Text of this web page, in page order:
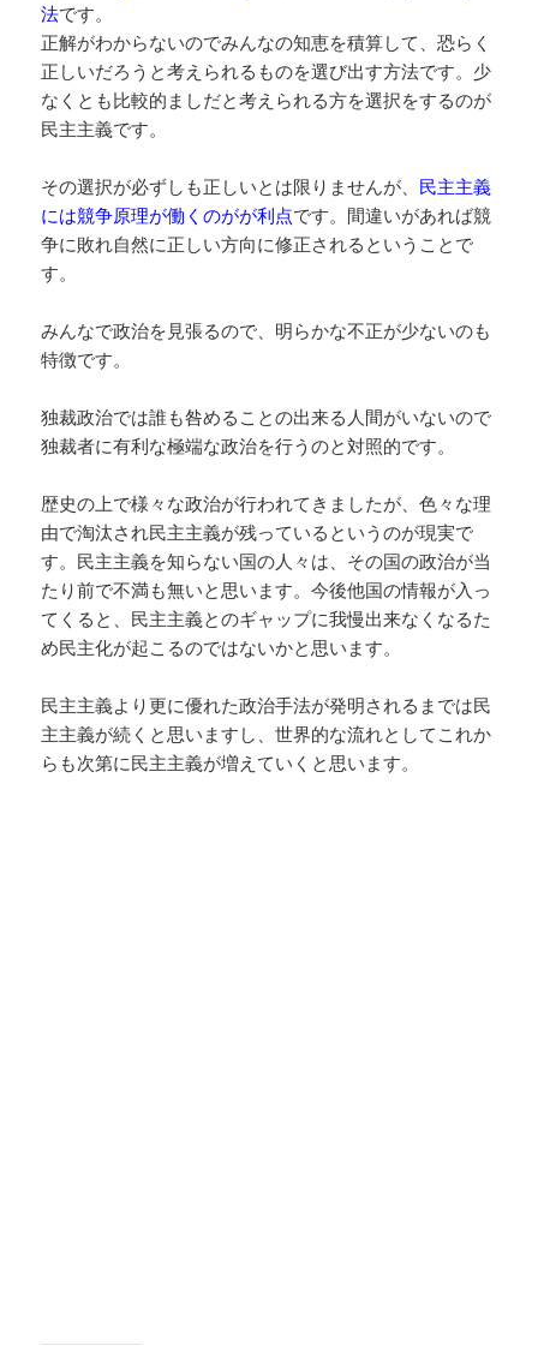
法です。
正解がわからないのでみんなの知恵を積算して、恐らく
正しいだろうと考えられるものを選び出す方法です。少
なくとも比較的ましだと考えられる方を選択をするのが
民主主義です。
その選択が必ずしも正しいとは限りませんが、 民主主義
には競争原理が働くのがが利点です。間違いがあれば競
争に敗れ自然に正しい方向に修正されるということで
す。
みんなで政治を見張るので、明らかな不正が少ないのも
特徴です。
独裁政治では誰も咎めることの出来る人間がいないので
独裁者に有利な極端な政治を行うのと対照的です。
歴史の上で様々な政治が行われてきましたが、色々な理
由で淘汰され民主主義が残っているというのが現実で
す。民主主義を知らない国の人々は、その国の政治が当
たり前で不満も無いと思います。今後他国の情報が入っ
てくると、民主主義とのギャップに我慢出来なくなるた
め民主化が起こるのではないかと思います。
民主主義より更に優れた政治手法が発明されるまでは民
主主義が続くと思いますし、世界的な流れとしてこれか
らも次第に民主主義が増えていくと思います。